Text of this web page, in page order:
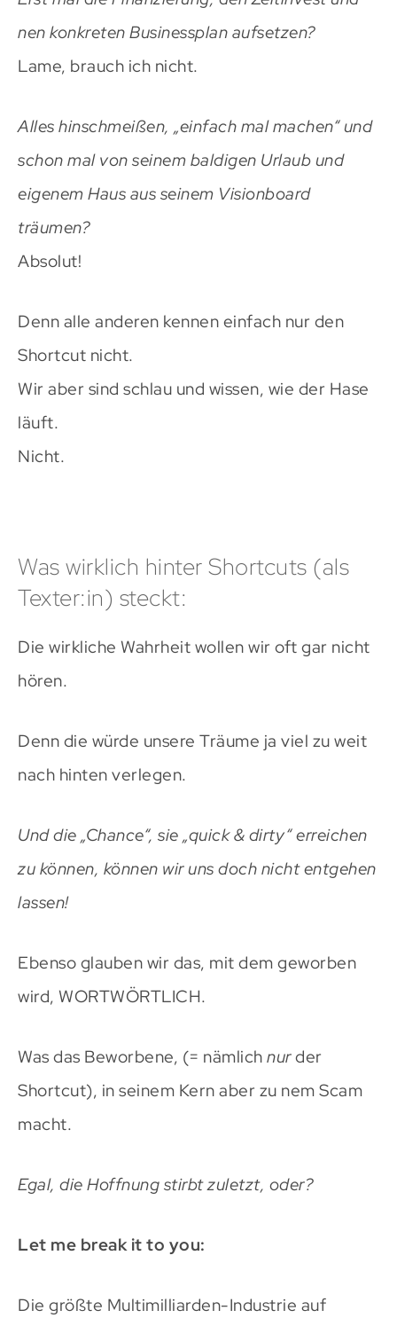
nen konkreten Businessplan aufsetzen?
Lame, brauch ich nicht.
Alles hinschmeißen, „einfach mal machen“ und
schon mal von seinem baldigen Urlaub und
eigenem Haus aus seinem Visionboard
träumen?
Absolut!
Denn alle anderen kennen einfach nur den
Shortcut nicht.
Wir aber sind schlau und wissen, wie der Hase
läuft.
Nicht.
Was wirklich hinter Shortcuts (als
Texter:in) steckt:
Die wirkliche Wahrheit wollen wir oft gar nicht
hören.
Denn die würde unsere Träume ja viel zu weit
nach hinten verlegen.
Und die „Chance“, sie „quick & dirty“ erreichen
zu können, können wir uns doch nicht entgehen
lassen!
Ebenso glauben wir das, mit dem geworben
wird, WORTWÖRTLICH.
Was das Beworbene, (= nämlich nurder
Shortcut), in seinem Kern aber zu nem Scam
macht.
Egal, die Hoffnung stirbt zuletzt, oder?
Let me break it to you:
Die größte Multimilliarden-Industrie auf